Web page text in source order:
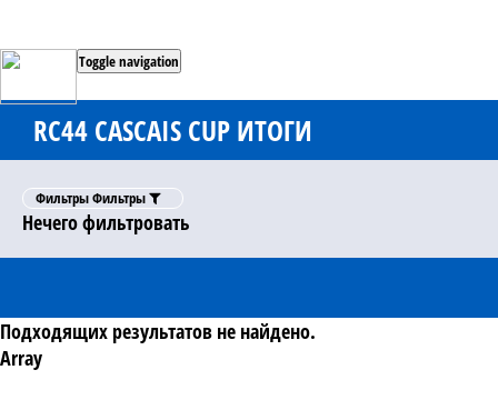
Toggle navigation
RC44 CASCAIS CUP ИТОГИ
ФильтрыФильтры
Нечего фильтровать
Подходящих результатов не найдено.
Array